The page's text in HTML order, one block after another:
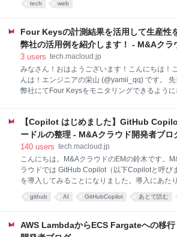
存はありません。 MacOSであればBrewでインス
されていますが、先日 PHP ファイル形式でも
baseline ファイルを作成できるようになりまし
zenn.dev ドキュメントによると、 .neon ファイ
こで baseline ファイルを PHP コードに変更し
ですが、パフォーマンスについて計測してみるこ
しました。 baseline ファイルを neon から PHP
tech web
Four Keysの計測結果を活用して生産性
弊社の活用例を紹介します！ - M&Aクラ
3 users tech.macloud.jp
みなさん！おはようございます！こんにちは！
んは！エンジニアの栄山 (@yamii_qq) です。 先
弊社にてFour Keysをモニタリングできるように
す！ Four Keysの計測方法 Google Cloud の
Research and Assessment（DORA）チームが毎
表しているレポートに記載されている計測方法を
します cloud.google.com 4つ指標があり、それ
High,Medium,Lowでレベルが分けられいます。
説明についてはこちらの記事に書かれているので
リバリーのパフォーマンスが良いと言えます。
【Copilot はじめました】GitHub
ードルの整理 - M&Aクラウド開発者ブロ
140 users tech.macloud.jp
こんにちは。M&AクラウドのEMの鈴木です。
ラウドでは GitHub Copilot（以下Copilotと呼び
を導入してみることになりました。導入にあた
に言われているCopilotのリスクを元に、弊社な
理してみました。この記事はその学びを共有する
表されて Copilot を導入しようか迷っている方
かと思いますが、導入の際の意思決定の参考にな
github AI GitHubCopilot あとで読む
AWS LambdaからECS Fargateへの移